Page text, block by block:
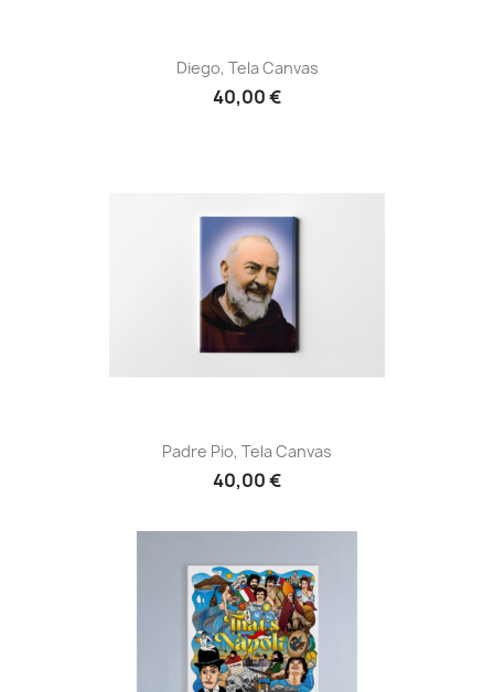
Diego, Tela Canvas
40,00 €
Padre Pio, Tela Canvas
40,00 €